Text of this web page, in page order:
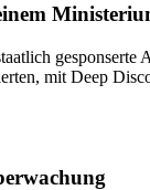
gesponserte
mit Deep